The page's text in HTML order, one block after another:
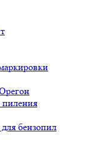
пиления
бензопил